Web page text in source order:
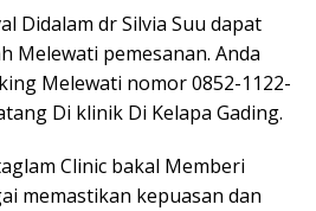
Didalam dr Silvia Suu dapat
Melewati pemesanan. Anda
Melewati nomor 0852-1122-
Di klinik Di Kelapa Gading.
Clinic bakal Memberi
memastikan kepuasan dan